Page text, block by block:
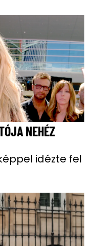
NEHÉZ
idézte fel